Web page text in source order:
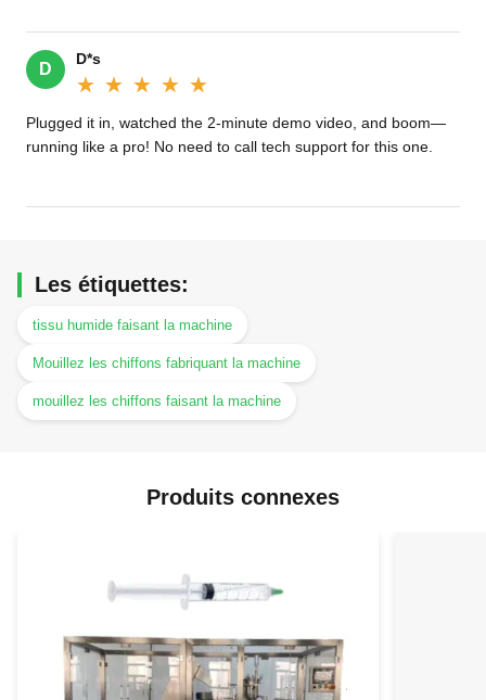
D
D*s
★★★★★
★★★★★
Plugged it in, watched the 2-minute demo video, and boom—
running like a pro! No need to call tech support for this one.
Les étiquettes:
tissu humide faisant la machine
Mouillez les chiffons fabriquant la machine
mouillez les chiffons faisant la machine
Produits connexes